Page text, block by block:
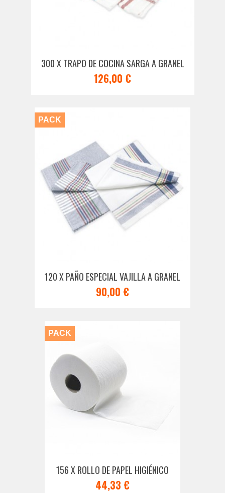
300 X TRAPO DE COCINA SARGA A GRANEL
126,00 €
120 X PAÑO ESPECIAL VAJILLA A GRANEL
90,00 €
PACK
156 X ROLLO DE PAPEL HIGIÉNICO
44,33 €
PACK